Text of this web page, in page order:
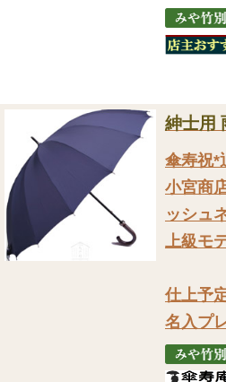
紳士用
傘寿祝*
小宮商
ッシュ
上級モ
仕上予
名入プ